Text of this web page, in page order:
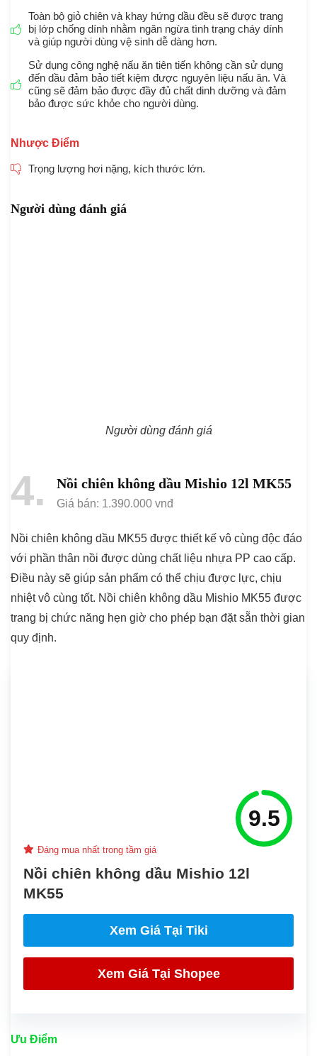
Toàn bộ giỏ chiên và khay hứng dầu đều sẽ được trang
bị lớp chống dính nhằm ngăn ngừa tình trạng cháy dính
và giúp người dùng vệ sinh dễ dàng hơn.
Sử dụng công nghệ nấu ăn tiên tiến không cần sử dụng
đến dầu đảm bảo tiết kiệm được nguyên liệu nấu ăn. Và
cũng sẽ đảm bảo được đầy đủ chất dinh dưỡng và đảm
bảo được sức khỏe cho người dùng.
Nhược Điểm
Trọng lượng hơi nặng, kích thước lớn.
Người dùng đánh giá
Người dùng đánh giá
4 Nồi chiên không dầu Mishio 12l MK55
Giá bán: 1.390.000 vnđ
Nồi chiên không dầu MK55 được thiết kế vô cùng độc đáo
với phần thân nồi được dùng chất liệu nhựa PP cao cấp.
Điều này sẽ giúp sản phẩm có thể chịu được lực, chịu
nhiệt vô cùng tốt. Nồi chiên không dầu Mishio MK55 được
trang bị chức năng hẹn giờ cho phép bạn đặt sẵn thời gian
quy định.
9.5
Đáng mua nhất trong tầm giá
Nồi chiên không dầu Mishio 12l
MK55
Xem Giá Tại Tiki
Xem Giá Tại Shopee
Ưu Điểm